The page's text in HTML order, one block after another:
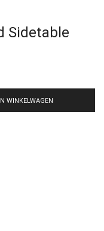
Sidetable
WINKELWAGEN